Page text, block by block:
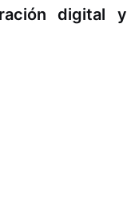
digital y